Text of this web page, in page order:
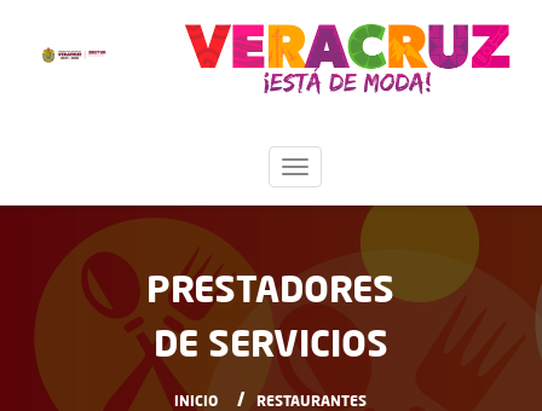
PRESTADORES
DE SERVICIOS
INICIO RESTAURANTES